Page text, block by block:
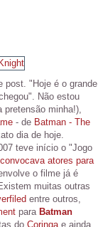
post. "Hoje é o grande
Não estou
pretensão minha!),
- de Batman - The
dia de hoje.
teve início o "Jogo
atores para
o filme já é
muitas outras
entre outros,
para Batman
do Coringae ainda